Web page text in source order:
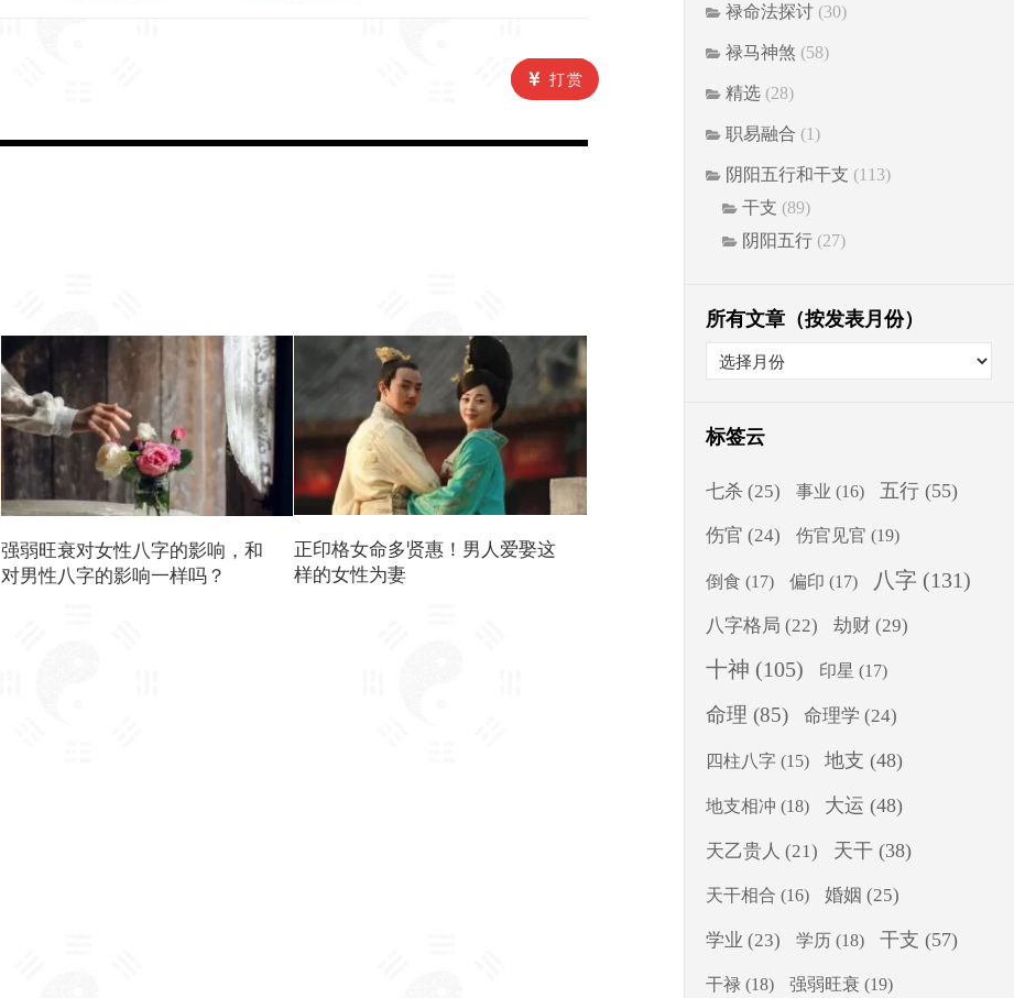
打赏
强弱旺衰对女性八字的影响，和
对男性八字的影响一样吗？
正印格女命多贤惠！男人爱娶这
样的女性为妻
禄命法探讨 (30)
禄马神煞 (58)
精选 (28)
职易融合 (1)
阴阳五行和干支 (113)
干支 (89)
阴阳五行 (27)
所有文章（按发表月份）
标签云
七杀 (25) 事业 (16) 五行 (55)
伤官 (24) 伤官见官 (19)
倒食 (17) 偏印 (17) 八字 (131)
八字格局 (22) 劫财 (29)
十神 (105) 印星 (17)
命理 (85) 命理学 (24)
四柱八字 (15) 地支 (48)
地支相冲 (18) 大运 (48)
天乙贵人 (21) 天干 (38)
天干相合 (16) 婚姻 (25)
学业 (23) 学历 (18) 干支 (57)
干禄 (18) 强弱旺衰 (19)